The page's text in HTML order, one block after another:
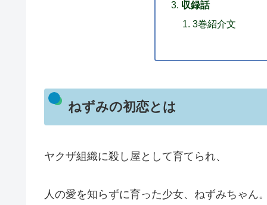
収録話
3巻紹介文
ねずみの初恋とは
ヤクザ組織に殺し屋として育てられ、
人の愛を知らずに育った少女、ねずみちゃん